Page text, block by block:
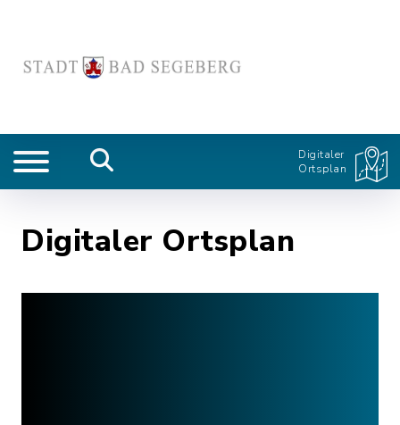
Digitaler
Ortsplan
Digitaler Ortsplan